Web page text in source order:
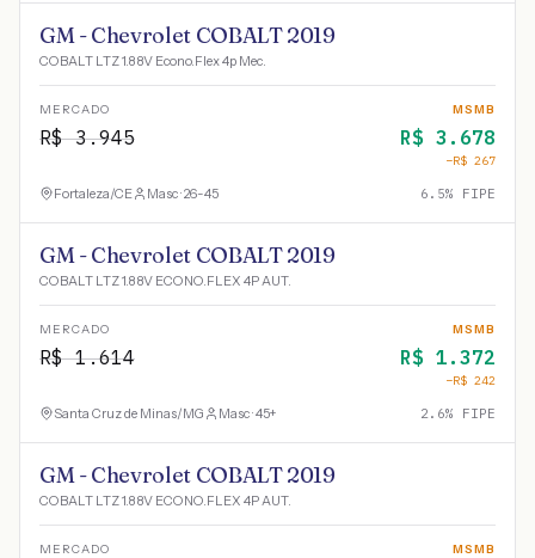
GM - Chevrolet COBALT 2019
COBALT LTZ 1.8 8V Econo.Flex 4p Mec.
MERCADO
R$3.945
MSMB
R$ 3.678
−R$ 267
Fortaleza/CE Masc · 26-45 6.5% FIPE
GM - Chevrolet COBALT 2019
COBALT LTZ 1.8 8V ECONO.FLEX 4P AUT.
MERCADO
R$1.614
MSMB
R$ 1.372
−R$ 242
Santa Cruz de Minas/MG Masc · 45+ 2.6% FIPE
GM - Chevrolet COBALT 2019
COBALT LTZ 1.8 8V ECONO.FLEX 4P AUT.
MERCADO MSMB